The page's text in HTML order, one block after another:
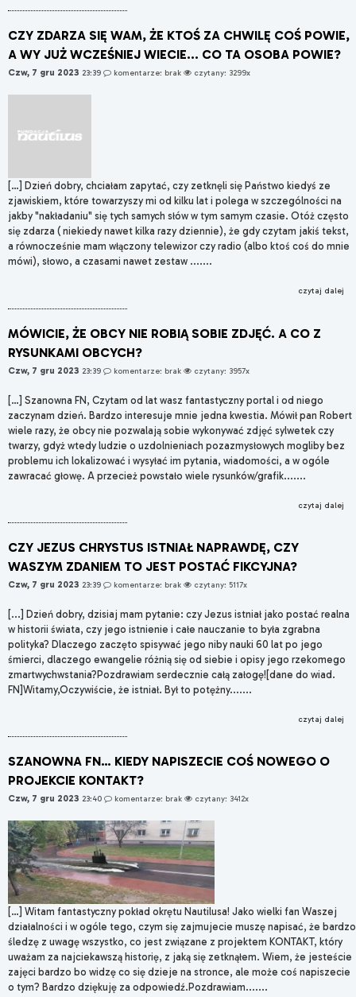
CZY ZDARZA SIĘ WAM, ŻE KTOŚ ZA CHWILĘ COŚ POWIE,
A WY JUŻ WCZEŚNIEJ WIECIE... CO TA OSOBA POWIE?
Czw, 7 gru 2023 23:39 komentarze: brak czytany: 3299x
[…] Dzień dobry, chciałam zapytać, czy zetknęli się Państwo kiedyś ze
zjawiskiem, które towarzyszy mi od kilku lat i polega w szczególności na
jakby "nakładaniu" się tych samych słów w tym samym czasie. Otóż często
się zdarza ( niekiedy nawet kilka razy dziennie), że gdy czytam jakiś tekst,
a równocześnie mam włączony telewizor czy radio (albo ktoś coś do mnie
mówi), słowo, a czasami nawet zestaw .......
czytaj dalej
MÓWICIE, ŻE OBCY NIE ROBIĄ SOBIE ZDJĘĆ. A CO Z
RYSUNKAMI OBCYCH?
Czw, 7 gru 2023 23:39 komentarze: brak czytany: 3957x
[…] Szanowna FN, Czytam od lat wasz fantastyczny portal i od niego
zaczynam dzień. Bardzo interesuje mnie jedna kwestia. Mówił pan Robert
wiele razy, że obcy nie pozwalają sobie wykonywać zdjęć sylwetek czy
twarzy, gdyż wtedy ludzie o uzdolnieniach pozazmysłowych mogliby bez
problemu ich lokalizować i wysyłać im pytania, wiadomości, a w ogóle
zawracać głowę. A przecież powstało wiele rysunków/grafik.......
czytaj dalej
CZY JEZUS CHRYSTUS ISTNIAŁ NAPRAWDĘ, CZY
WASZYM ZDANIEM TO JEST POSTAĆ FIKCYJNA?
Czw, 7 gru 2023 23:39 komentarze: brak czytany: 5117x
[...] Dzień dobry, dzisiaj mam pytanie: czy Jezus istniał jako postać realna
w historii świata, czy jego istnienie i całe nauczanie to była zgrabna
polityka? Dlaczego zaczęto spisywać jego niby nauki 60 lat po jego
śmierci, dlaczego ewangelie różnią się od siebie i opisy jego rzekomego
zmartwychwstania?Pozdrawiam serdecznie całą załogę![dane do wiad.
FN]Witamy,Oczywiście, że istniał. Był to potężny.......
czytaj dalej
SZANOWNA FN… KIEDY NAPISZECIE COŚ NOWEGO O
PROJEKCIE KONTAKT?
Czw, 7 gru 2023 23:40 komentarze: brak czytany: 3412x
[…] Witam fantastyczny pokład okrętu Nautilusa! Jako wielki fan Waszej
działalności i w ogóle tego, czym się zajmujecie muszę napisać, że bardzo
śledzę z uwagę wszystko, co jest związane z projektem KONTAKT, który
uważam za najciekawszą historię, z jaką się zetknąłem. Wiem, że jesteście
zajęci bardzo bo widzę co się dzieje na stronce, ale może coś napiszecie
o tym? Bardzo dziękuję za odpowiedź.Pozdrawiam.......